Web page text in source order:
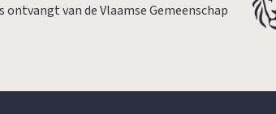
van de Vlaamse Gemeenschap